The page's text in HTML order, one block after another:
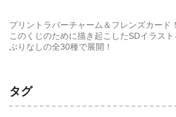
プリントラバーチャーム＆フレンズカード！
このくじのために描き起こしたSDイラス
ぶりなしの全30種で展開！
タグ